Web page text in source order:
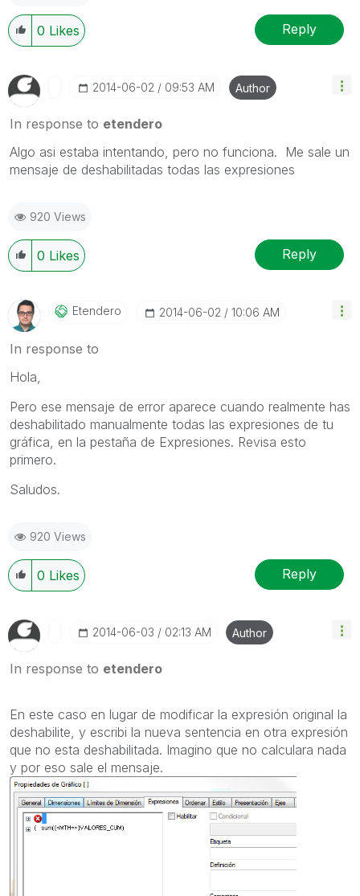
0 Likes Reply
‎2014-06-02 09:53 AM Author
In response to etendero
Algo asi estaba intentando, pero no funciona. Me sale un
mensaje de deshabilitadas todas las expresiones
920 Views
0 Likes Reply
Etendero ‎2014-06-02 10:06 AM
In response to
Hola,
Pero ese mensaje de error aparece cuando realmente has
deshabilitado manualmente todas las expresiones de tu
gráfica, en la pestaña de Expresiones. Revisa esto
primero.
Saludos.
920 Views
0 Likes Reply
‎2014-06-03 02:13 AM Author
In response to etendero
En este caso en lugar de modificar la expresión original la
deshabilite, y escribi la nueva sentencia en otra expresión
que no esta deshabilitada. Imagino que no calculara nada
y por eso sale el mensaje.